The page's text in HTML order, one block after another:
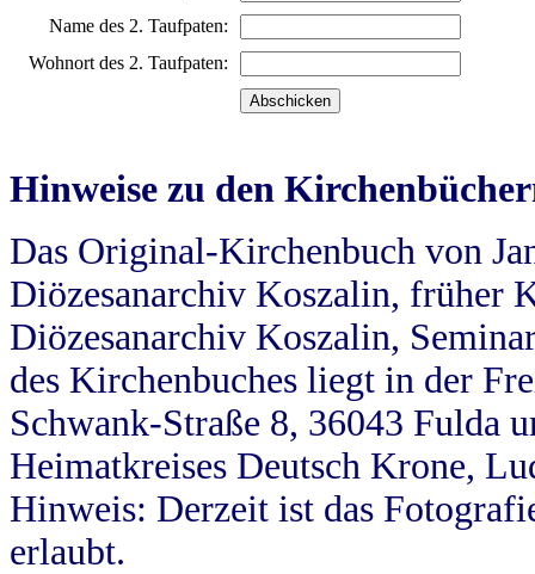
Name des 2. Taufpaten:
Wohnort des 2. Taufpaten:
Hinweise zu den
Das Original-Kirchenbuch von
Diözesanarchiv Koszalin, früher
Diözesanarchiv Koszalin,
des Kirchenbuches liegt in der
Schwank-Straße 8, 36043 Fulda
Heimatkreises Deutsch Krone,
Hinweis: Derzeit ist das
erlaubt.